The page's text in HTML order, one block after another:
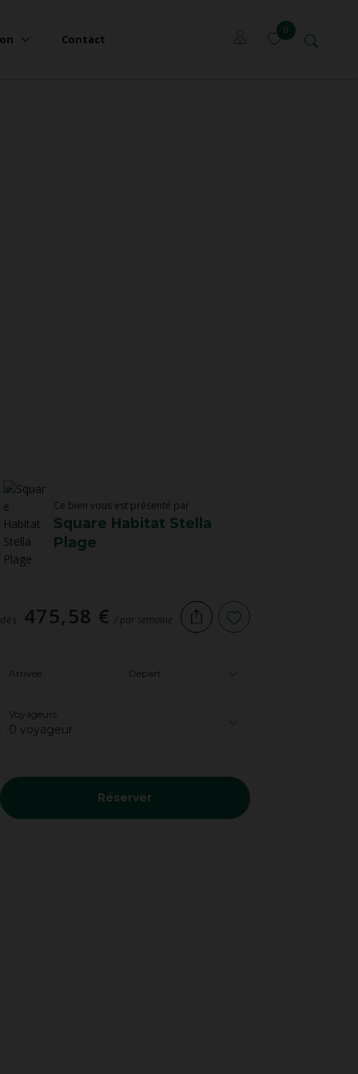
Contact
0
Ce bien vous est présenté par
Square Habitat Stella
Plage
dès 475,58 € / par semaine
Arrivée Départ
Voyageurs
0 voyageur
Réserver